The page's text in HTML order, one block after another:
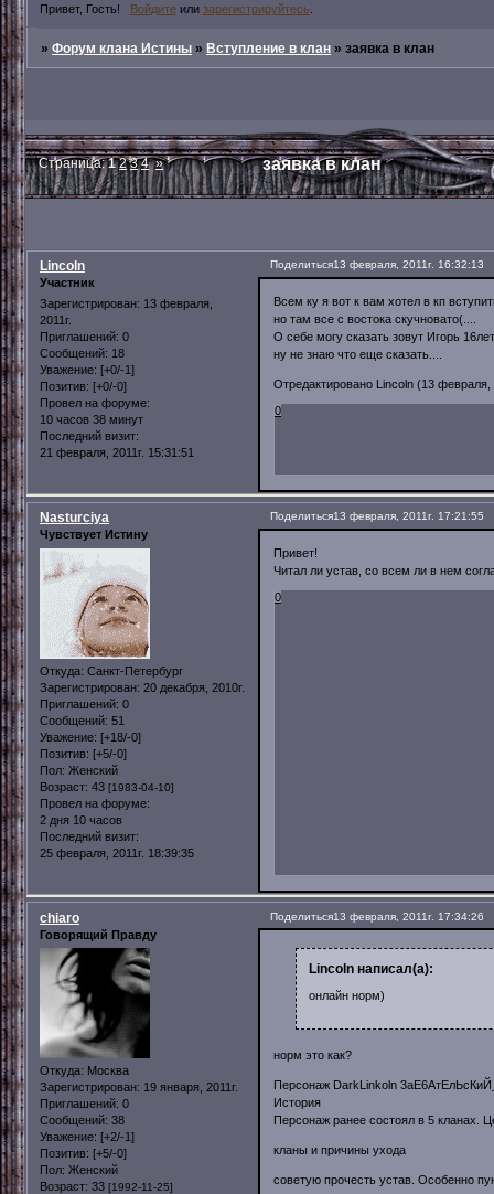
Привет, Гость! Войдитеили зарегистрируйтесь
»Форум клана Истины »Вступление в клан »заявка в клан
заявка в клан
Страница:1 2 3 4 »
Поделиться13 февраля, 2011г. 16:32:13
Lincoln
Участник
Зарегистрирован: 13 февраля,
2011г.
Приглашений: 0
Сообщений: 18
Уважение: [+0/-1]
Позитив: [+0/-0]
Провел на форуме:
10 часов 38 минут
Последний визит:
21 февраля, 2011г. 15:31:51
Всем ку я вот к вам хотел в кп
но там все с востока скучновато(....
О себе могу сказать зовут Игорь
ну не знаю что еще сказать....
Отредактировано Lincoln (13 февраля,
0
Поделиться13 февраля, 2011г. 17:21:55
Nasturciya
Чувствует Истину
Откуда: Санкт-Петербург
Зарегистрирован: 20 декабря, 2010г.
Приглашений: 0
Сообщений: 51
Уважение: [+18/-0]
Позитив: [+5/-0]
Пол: Женский
Возраст: 43 [1983-04-10]
Провел на форуме:
2 дня 10 часов
Последний визит:
25 февраля, 2011г. 18:39:35
Привет!
Читал ли устав, со всем ли в нем
0
Поделиться13 февраля, 2011г. 17:34:26
chiaro
Говорящий Правду
Откуда: Москва
Зарегистрирован: 19 января, 2011г.
Приглашений: 0
Сообщений: 38
Уважение: [+2/-1]
Позитив: [+5/-0]
Пол: Женский
Возраст: 33 [1992-11-25]
Lincoln написал(а):
онлайн норм)
норм это как?
Персонаж DarkLinkoln
История
Персонаж ранее состоял в 5 кланах.
кланы и причины ухода
советую прочесть устав. Особенно